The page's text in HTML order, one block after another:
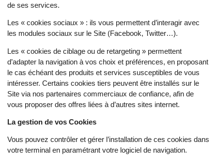
de ses services.
Les « cookies sociaux » : ils vous permettent d’interagir avec
les modules sociaux sur le Site (Facebook, Twitter…).
Les « cookies de ciblage ou de retargeting » permettent
d’adapter la navigation à vos choix et préférences, en proposant
le cas échéant des produits et services susceptibles de vous
intéresser. Certains cookies tiers peuvent être installés sur le
Site via nos partenaires commerciaux de confiance, afin de
vous proposer des offres liées à d’autres sites internet.
La gestion de vos Cookies
Vous pouvez contrôler et gérer l’installation de ces cookies dans
votre terminal en paramétrant votre logiciel de navigation.